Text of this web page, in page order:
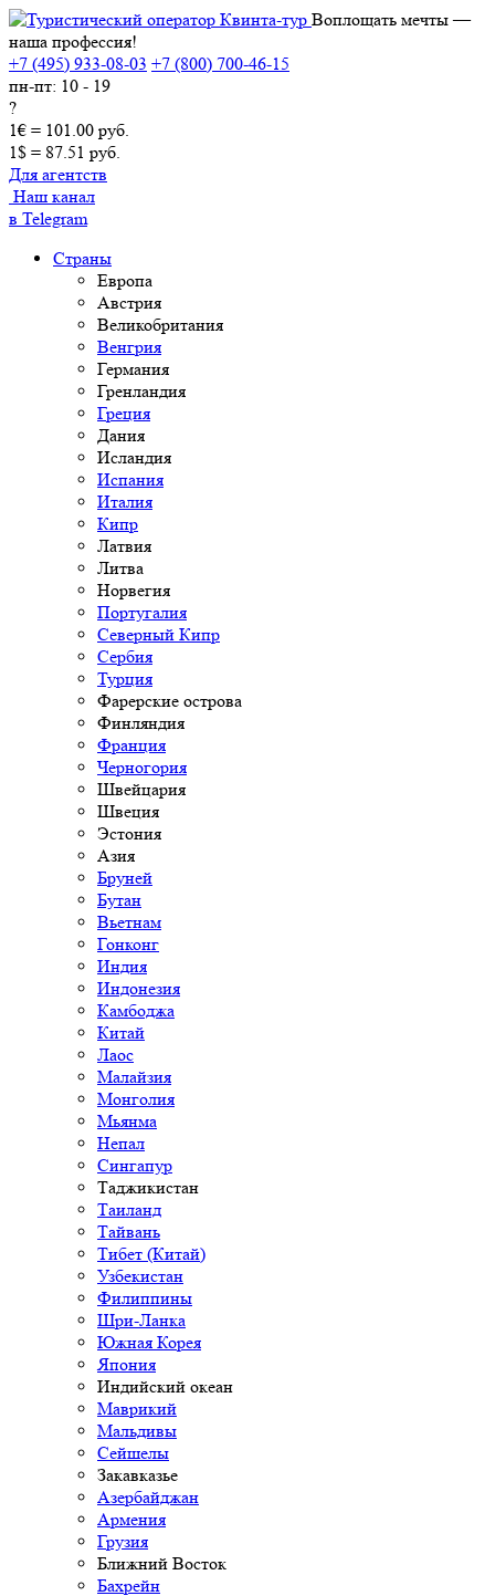
Воплощать мечты —
наша профессия!
+7 (495) 933-08-03 +7 (800) 700-46-15
пн-пт: 10 - 19
?
1€ = 101.00 руб.
1$ = 87.51 руб.
Для агентств
Наш канал
в Telegram
Страны
Европа
Австрия
Великобритания
Венгрия
Германия
Гренландия
Греция
Дания
Исландия
Испания
Италия
Кипр
Латвия
Литва
Норвегия
Португалия
Северный Кипр
Сербия
Турция
Фарерские острова
Финляндия
Франция
Черногория
Швейцария
Швеция
Эстония
Азия
Бруней
Бутан
Вьетнам
Гонконг
Индия
Индонезия
Камбоджа
Китай
Лаос
Малайзия
Монголия
Мьянма
Непал
Сингапур
Таджикистан
Таиланд
Тайвань
Тибет (Китай)
Узбекистан
Филиппины
Шри-Ланка
Южная Корея
Япония
Индийский океан
Маврикий
Мальдивы
Сейшелы
Закавказье
Азербайджан
Армения
Грузия
Ближний Восток
Бахрейн